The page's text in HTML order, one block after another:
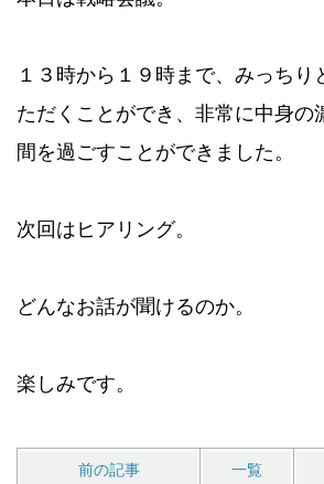
１３時から１９時まで、みっちり
ただくことができ、非常に中身の
間を過ごすことができました。
次回はヒアリング。
どんなお話が聞けるのか。
楽しみです。
前の記事 一覧